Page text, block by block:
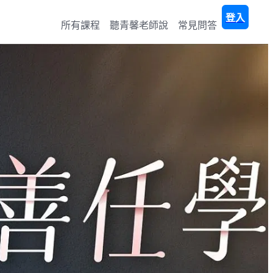
所有課程 聽青馨老師說 常見問答
登入